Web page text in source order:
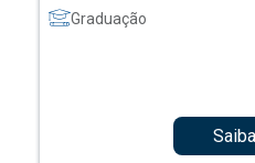
Graduação